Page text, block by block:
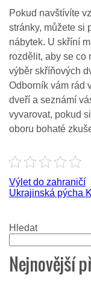
Pokud navštívíte
stránky, můžete si
nábytek. U skříní
rozdělit, aby se co
výběr skříňových
Odborník vám rád
dveří a seznámí
vyvarovat, pokud
oboru bohaté
Navigace
pro
příspěvek
Výlet do zahraničí
Ukrajinská pýcha
Hledat
Nejnovější